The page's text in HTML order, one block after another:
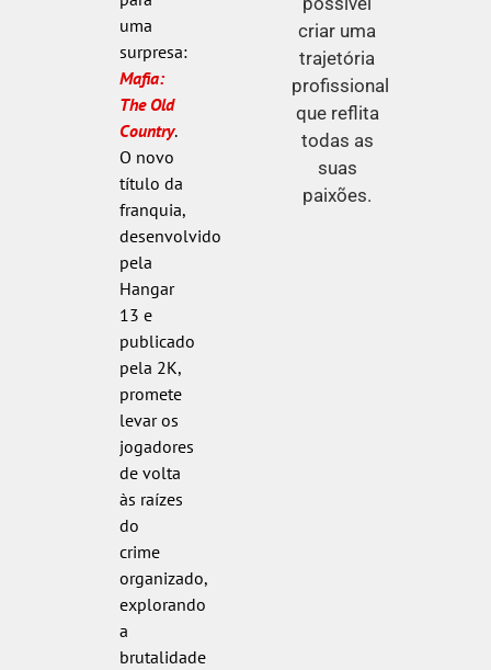
uma
surpresa:
Mafia:
The Old
Country.
O novo
título da
franquia,
desenvolvido
pela
Hangar
13 e
publicado
pela 2K,
promete
levar os
jogadores
de volta
às raízes
do
crime
organizado,
explorando
a
brutalidade
criar uma
trajetória
profissional
que reflita
todas as
suas
paixões.